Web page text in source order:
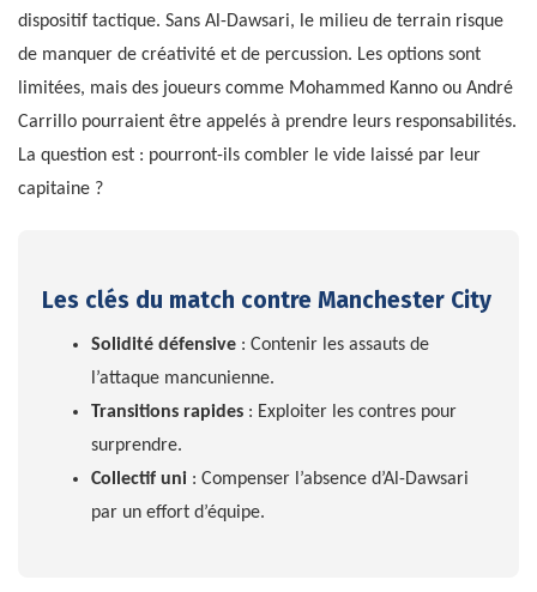
dispositif tactique. Sans Al-Dawsari, le milieu de terrain risque
de manquer de créativité et de percussion. Les options sont
limitées, mais des joueurs comme Mohammed Kanno ou André
Carrillo pourraient être appelés à prendre leurs responsabilités.
La question est : pourront-ils combler le vide laissé par leur
capitaine ?
Les clés du match contre Manchester City
Solidité défensive: Contenir les assauts de
l’attaque mancunienne.
Transitions rapides: Exploiter les contres pour
surprendre.
Collectif uni: Compenser l’absence d’Al-Dawsari
par un effort d’équipe.